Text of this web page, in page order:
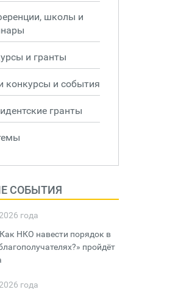
школы и
и гранты
конкурсы и события
гранты
СОБЫТИЯ
года
НКО навести порядок в
пройдёт
года